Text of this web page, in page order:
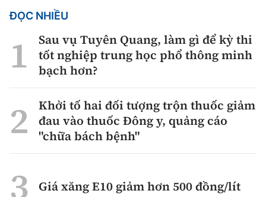
ĐỌC NHIỀU
Sau vụ Tuyên Quang, làm gì để kỳ thi
tốt nghiệp trung học phổ thông minh
bạch hơn?
Khởi tố hai đối tượng trộn thuốc giảm
đau vào thuốc Đông y, quảng cáo
"chữa bách bệnh"
Giá xăng E10 giảm hơn 500 đồng/lít